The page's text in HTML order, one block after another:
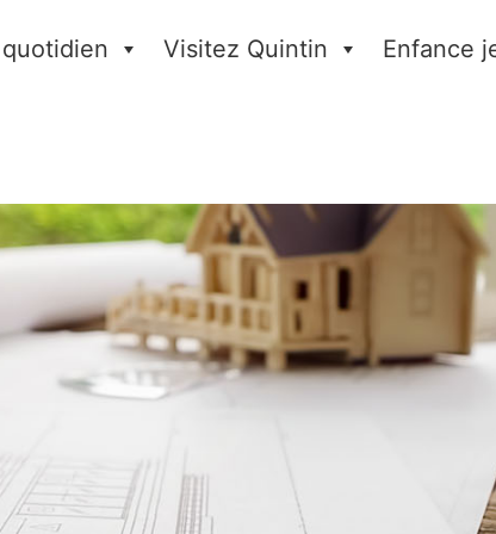
Visitez Quintin Enfance